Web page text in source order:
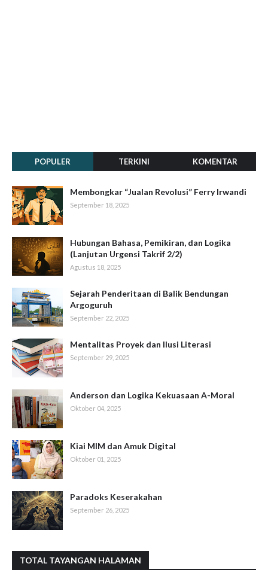
POPULER TERKINI KOMENTAR
Membongkar “Jualan Revolusi” Ferry Irwandi
September 18, 2025
Hubungan Bahasa, Pemikiran, dan Logika
(Lanjutan Urgensi Takrif 2/2)
Agustus 18, 2025
Sejarah Penderitaan di Balik Bendungan
Argoguruh
September 22, 2025
Mentalitas Proyek dan Ilusi Literasi
September 29, 2025
Anderson dan Logika Kekuasaan A-Moral
Oktober 04, 2025
Kiai MIM dan Amuk Digital
Oktober 01, 2025
Paradoks Keserakahan
September 26, 2025
TOTAL TAYANGAN HALAMAN